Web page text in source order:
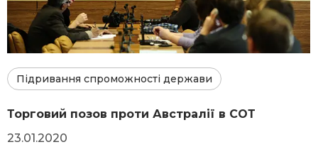
Підривання спроможності держави
Торговий позов проти Австралії в СОТ
23.01.2020